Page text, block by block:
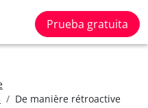
Prueba gratuita
De manière rétroactive